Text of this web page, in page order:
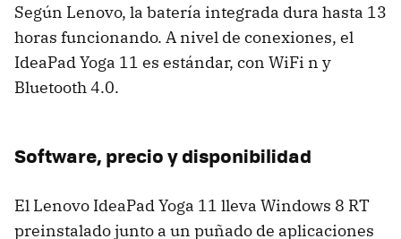
Según Lenovo, la batería integrada dura hasta 13
horas funcionando. A nivel de conexiones, el
IdeaPad Yoga 11 es estándar, con WiFi n y
Bluetooth 4.0.
Software, precio y disponibilidad
El Lenovo IdeaPad Yoga 11 lleva Windows 8 RT
preinstalado junto a un puñado de aplicaciones